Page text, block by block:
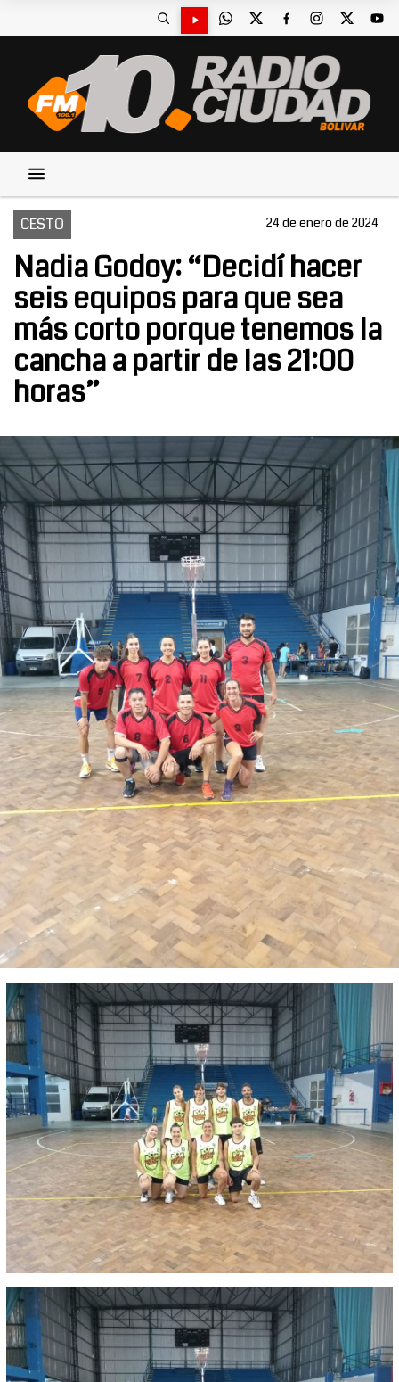
CESTO 24 de enero de 2024
Nadia Godoy: “Decidí hacer
seis equipos para que sea
más corto porque tenemos la
cancha a partir de las 21:00
horas”